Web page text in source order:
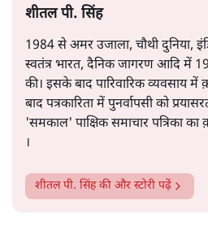
शीतल पी. सिंह
1984 से अमर उजाला, चौथी दुनिया,
स्वतंत्र भारत, दैनिक जागरण आदि में
की। इसके बाद पारिवारिक व्यवसाय
बाद पत्रकारिता में पुनर्वापसी को
'समकाल' पाक्षिक समाचार पत्रिका का
।
शीतल पी. सिंहकी और स्टोरी पढ़ें